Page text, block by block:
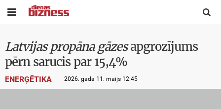
 
Latvijas propāna gāzesapgrozījums
pērn sarucis par 15,4%
ENERĢĒTIKA 2026. gada 11. maijs 12:45